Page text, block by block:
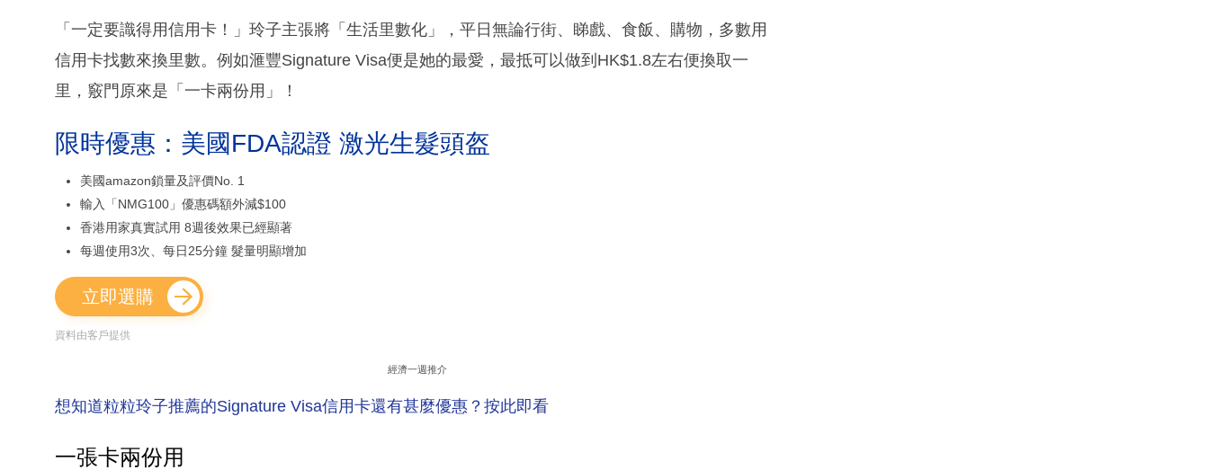
「一定要識得用信用卡！」玲子主張將「生活里數化」，平日無論行街、睇戲、食飯、購物，多數用
信用卡找數來換里數。例如滙豐Signature Visa便是她的最愛，最抵可以做到HK$1.8左右便換取一
里，竅門原來是「一卡兩份用」！
限時優惠：美國FDA認證 激光生髮頭盔
美國amazon鎖量及評價No. 1
輸入「NMG100」優惠碼額外減$100
香港用家真實試用 8週後效果已經顯著
每週使用3次、每日25分鐘 髮量明顯增加
立即選購
資料由客戶提供
經濟一週推介
想知道粒粒玲子推薦的Signature Visa信用卡還有甚麼優惠？按此即看
一張卡兩份用